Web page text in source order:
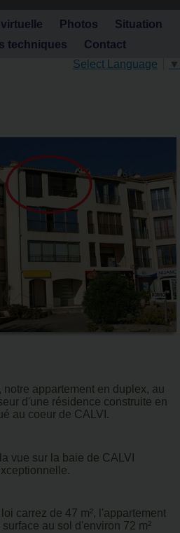
Photos
Situation
techniques
Contact
appartement en duplex, au
d'une résidence construite en
au coeur de CALVI.
vue sur la baie de CALVI
carrez de 47 m², l'appartement
au sol d'environ 72 m²
Select Language ▼